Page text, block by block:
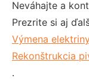
Neváhajte a
Prezrite si aj
Výmena
Rekonštrukcia
.